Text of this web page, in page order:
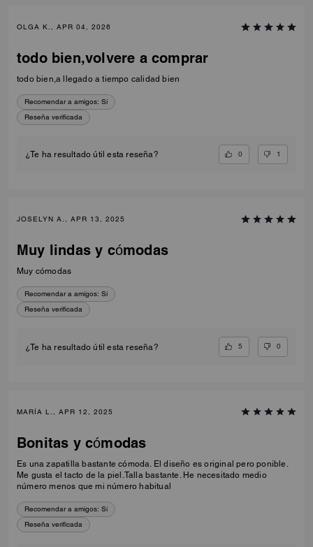
OLGA K., APR 04, 2026
todo bien,volvere a comprar
todo bien,a llegado a tiempo calidad bien
Recomendar a amigos: Sí
Reseña verificada
¿Te ha resultado útil esta reseña? 0 1
JOSELYN A., APR 13, 2025
Muy lindas y cómodas
Muy cómodas
Recomendar a amigos: Sí
Reseña verificada
¿Te ha resultado útil esta reseña? 5 0
MARÍA L., APR 12, 2025
Bonitas y cómodas
Es una zapatilla bastante cómoda. El diseño es original pero ponible.
Me gusta el tacto de la piel.Talla bastante. He necesitado medio
número menos que mi número habitual
Recomendar a amigos: Sí
Reseña verificada